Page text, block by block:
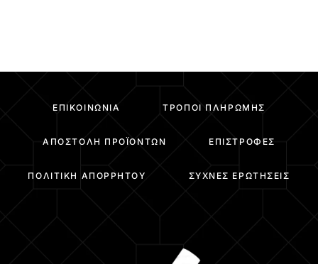
ΕΠΙΚΟΙΝΩΝΊΑ ΤΡΌΠΟΙ ΠΛΗΡΩΜΉΣ
ΑΠΟΣΤΟΛΉ ΠΡΟΪΌΝΤΩΝ ΕΠΙΣΤΡΟΦΈΣ
ΠΟΛΙΤΙΚΉ ΑΠΟΡΡΉΤΟΥ ΣΥΧΝΈΣ ΕΡΩΤΉΣΕΙΣ